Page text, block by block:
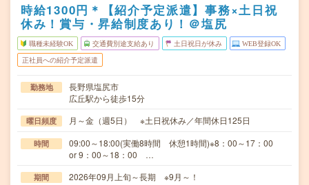
時給1300円＊【紹介予定派遣】事務×土日祝
休み！賞与・昇給制度あり！＠塩尻
職種未経験OK 交通費別途支給あり 土日祝日が休み WEB登録OK
正社員への紹介予定派遣
勤務地
長野県塩尻市
広丘駅から徒歩15分
曜日頻度 月～金（週5日） ※土日祝休み／年間休日125日
時間
09:00～18:00(実働8時間 休憩1時間)※8：00～17：00
or 9：00～18：00 …
期間 2026年09月上旬～長期 ※9月～！